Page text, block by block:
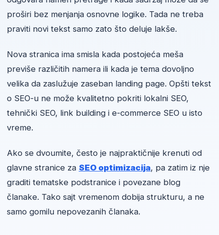
proširi bez menjanja osnovne logike. Tada ne treba
praviti novi tekst samo zato što deluje lakše.
Nova stranica ima smisla kada postojeća meša
previše različitih namera ili kada je tema dovoljno
velika da zaslužuje zaseban landing page. Opšti tekst
o SEO-u ne može kvalitetno pokriti lokalni SEO,
tehnički SEO, link building i e-commerce SEO u isto
vreme.
Ako se dvoumite, često je najpraktičnije krenuti od
glavne stranice za SEO optimizacija, pa zatim iz nje
graditi tematske podstranice i povezane blog
članake. Tako sajt vremenom dobija strukturu, a ne
samo gomilu nepovezanih članaka.